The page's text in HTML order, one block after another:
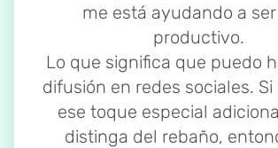
me está ayudando a
productivo.
Lo que significa que puedo
difusión en redes sociales.
ese toque especial
distinga del rebaño,